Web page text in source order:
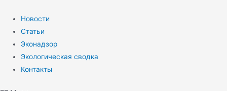
содержимому
Новости
Статьи
Эконадзор
Экологическая сводка
Контакты